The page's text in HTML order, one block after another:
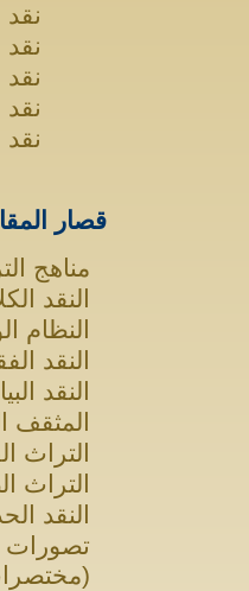
قصار
مناهج
النقد
النظام
النقد
النقد
المثقف
التراث
التراث
النقد
تصورات